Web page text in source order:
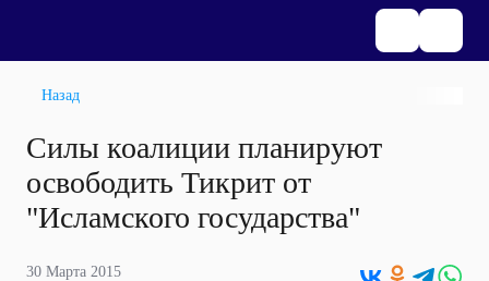
Назад
Силы коалиции планируют
освободить Тикрит от
"Исламского государства"
30 Марта 2015